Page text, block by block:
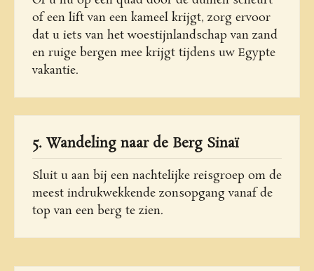
of een lift van een kameel krijgt, zorg ervoor
dat u iets van het woestijnlandschap van zand
en ruige bergen mee krijgt tijdens uw Egypte
vakantie.
5. Wandeling naar de Berg Sinaï
Sluit u aan bij een nachtelijke reisgroep om de
meest indrukwekkende zonsopgang vanaf de
top van een berg te zien.